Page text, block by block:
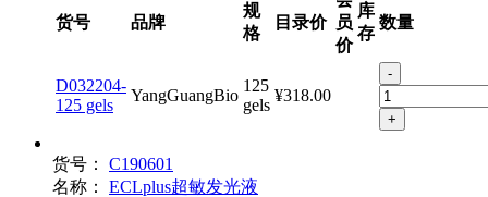
规
会
员
库
D032204-
125
-
货号：
C190601